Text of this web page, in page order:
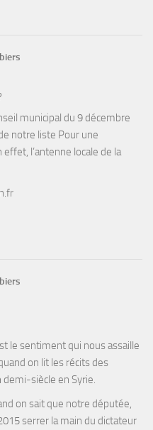
municipal du 9 décembre
notre liste Pour une
l’antenne locale de la
le sentiment qui nous assaille
on lit les récits des
demi-siècle en Syrie.
on sait que notre députée,
serrer la main du dictateur